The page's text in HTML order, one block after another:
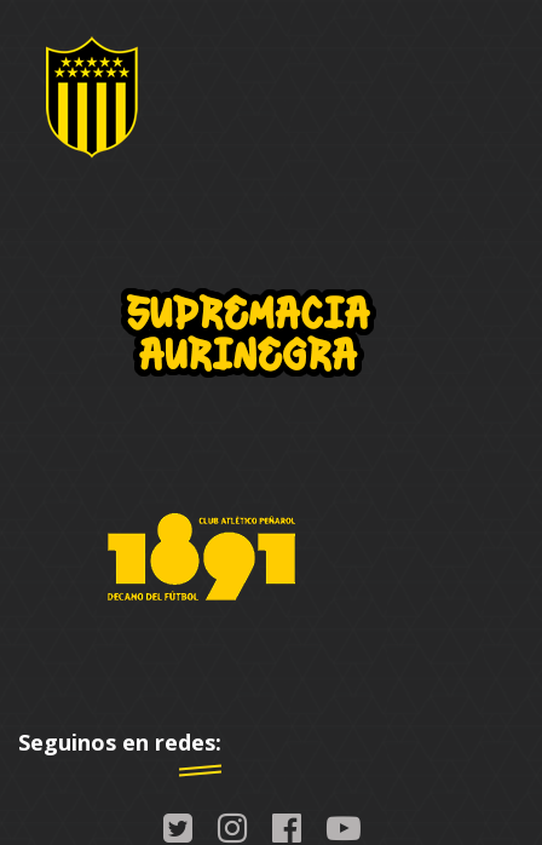
Seguinos en redes: